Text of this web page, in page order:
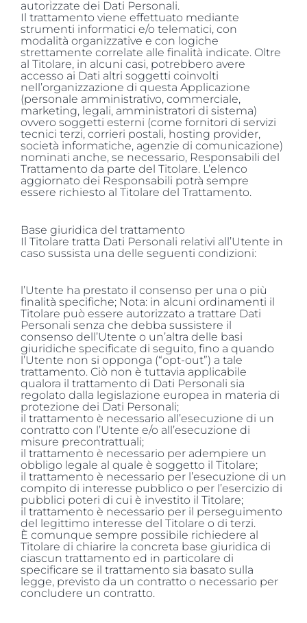
autorizzate dei Dati Personali.
Il trattamento viene effettuato mediante
strumenti informatici e/o telematici, con
modalità organizzative e con logiche
strettamente correlate alle finalità indicate. Oltre
al Titolare, in alcuni casi, potrebbero avere
accesso ai Dati altri soggetti coinvolti
nell’organizzazione di questa Applicazione
(personale amministrativo, commerciale,
marketing, legali, amministratori di sistema)
ovvero soggetti esterni (come fornitori di servizi
tecnici terzi, corrieri postali, hosting provider,
società informatiche, agenzie di comunicazione)
nominati anche, se necessario, Responsabili del
Trattamento da parte del Titolare. L’elenco
aggiornato dei Responsabili potrà sempre
essere richiesto al Titolare del Trattamento.
Base giuridica del trattamento
Il Titolare tratta Dati Personali relativi all’Utente in
caso sussista una delle seguenti condizioni:
l’Utente ha prestato il consenso per una o più
finalità specifiche; Nota: in alcuni ordinamenti il
Titolare può essere autorizzato a trattare Dati
Personali senza che debba sussistere il
consenso dell’Utente o un’altra delle basi
giuridiche specificate di seguito, fino a quando
l’Utente non si opponga (“opt-out”) a tale
trattamento. Ciò non è tuttavia applicabile
qualora il trattamento di Dati Personali sia
regolato dalla legislazione europea in materia di
protezione dei Dati Personali;
il trattamento è necessario all’esecuzione di un
contratto con l’Utente e/o all’esecuzione di
misure precontrattuali;
il trattamento è necessario per adempiere un
obbligo legale al quale è soggetto il Titolare;
il trattamento è necessario per l’esecuzione di un
compito di interesse pubblico o per l’esercizio di
pubblici poteri di cui è investito il Titolare;
il trattamento è necessario per il perseguimento
del legittimo interesse del Titolare o di terzi.
È comunque sempre possibile richiedere al
Titolare di chiarire la concreta base giuridica di
ciascun trattamento ed in particolare di
specificare se il trattamento sia basato sulla
legge, previsto da un contratto o necessario per
concludere un contratto.